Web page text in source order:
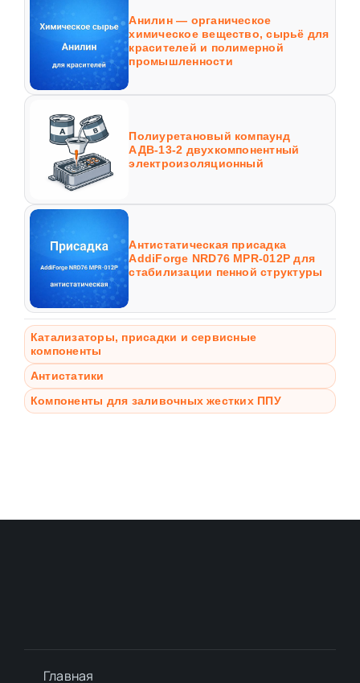
Анилин — органическое
химическое вещество, сырьё для
красителей и полимерной
промышленности
Полиуретановый компаунд
АДВ-13-2 двухкомпонентный
электроизоляционный
Антистатическая присадка
AddiForge NRD76 MPR-012P для
стабилизации пенной структуры
Катализаторы, присадки и сервисные
компоненты
Антистатики
Компоненты для заливочных жестких ППУ
Главная